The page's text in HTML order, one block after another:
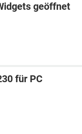
geöffnet
für PC